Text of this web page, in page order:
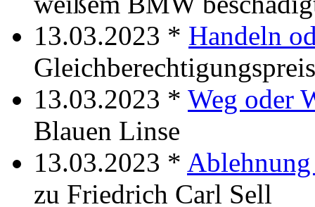
13.03.2023 * Handeln
13.03.2023 * Weg oder
Blauen Linse
13.03.2023 *
zu Friedrich Carl Sell